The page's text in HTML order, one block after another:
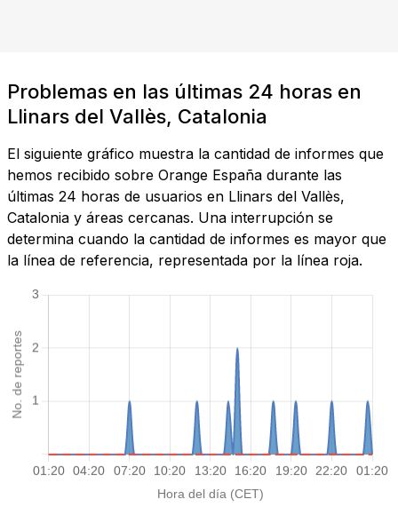
Problemas en las últimas 24 horas en
Llinars del Vallès, Catalonia
El siguiente gráfico muestra la cantidad de informes que
hemos recibido sobre Orange España durante las
últimas 24 horas de usuarios en Llinars del Vallès,
Catalonia y áreas cercanas. Una interrupción se
determina cuando la cantidad de informes es mayor que
la línea de referencia, representada por la línea roja.